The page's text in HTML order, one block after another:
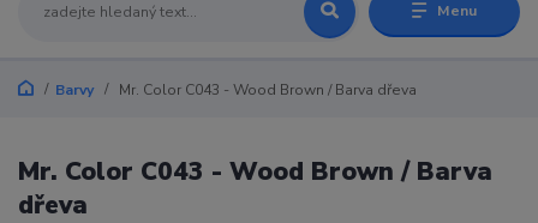
Menu
Barvy Mr. Color C043 - Wood Brown / Barva dřeva
Mr. Color C043 - Wood Brown / Barva
dřeva